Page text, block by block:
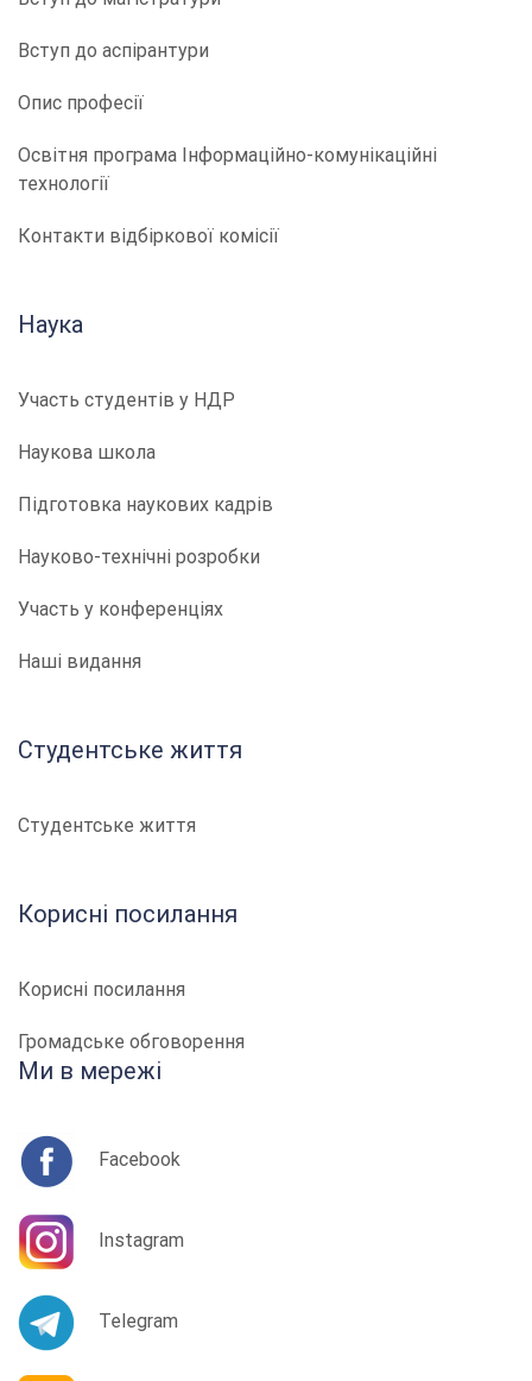
Вступ до аспірантури
Опис професії
​​Освітня програма Інформаційно-комунікаційні
технології
Контакти відбіркової комісії
Наука
Участь студентів у НДР
Наукова школа
Підготовка наукових кадрів
Науково-технічні розробки
Участь у конференціях
Наші видання
Студентське життя
Студентське життя
Корисні посилання
Корисні посилання
Громадське обговорення
Ми в мережі
Facebook
Instagram
Telegram